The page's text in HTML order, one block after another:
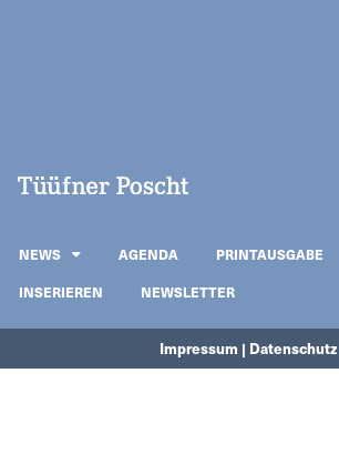
NEWS AGENDA PRINTAUSGABE
INSERIEREN
NEWSLETTER
Impressum | Datenschutz